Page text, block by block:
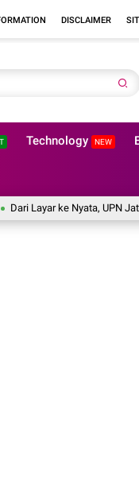
DISCLAIMER
Technology NEW
ke Nyata, UPN Jatim Latih